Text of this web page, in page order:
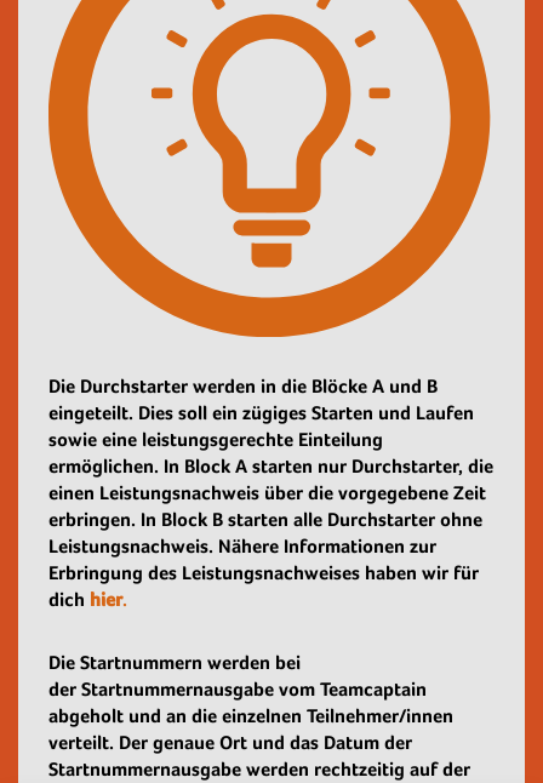
Die Durchstarter werden in die Blöcke A und B
eingeteilt. Dies soll ein zügiges Starten und Laufen
sowie eine leistungsgerechte Einteilung
ermöglichen. In Block A starten nur Durchstarter, die
einen Leistungsnachweis über die vorgegebene Zeit
erbringen. In Block B starten alle Durchstarter ohne
Leistungsnachweis. Nähere Informationen zur
Erbringung des Leistungsnachweises haben wir für
dich hier.
Die Startnummern werden bei
der Startnummernausgabe vom Teamcaptain
abgeholt und an die einzelnen Teilnehmer/innen
verteilt. Der genaue Ort und das Datum der
Startnummernausgabe werden rechtzeitig auf der